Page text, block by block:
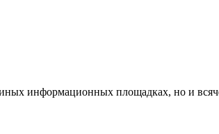
информационных площадках, но и